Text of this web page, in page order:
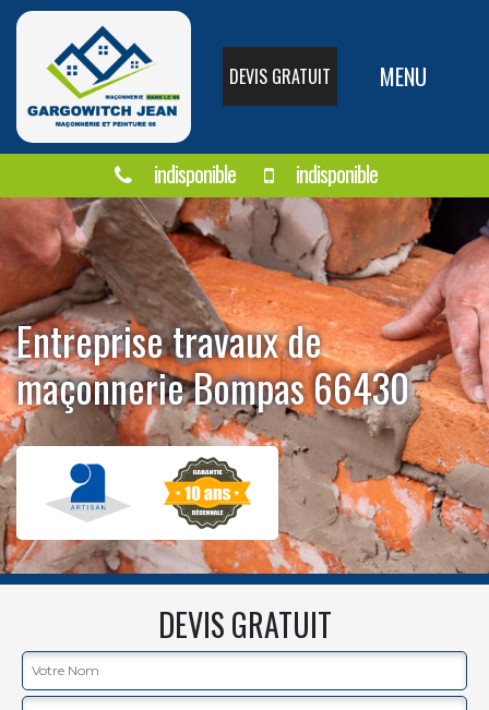
DEVIS GRATUIT MENU
indisponible indisponible
Entreprise travaux de
maçonnerie Bompas 66430
DEVIS GRATUIT